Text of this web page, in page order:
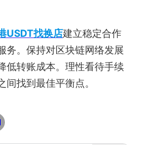
USDT找换店建立稳定合作
务。保持对区块链网络发展
低转账成本。理性看待手续
找到最佳平衡点。